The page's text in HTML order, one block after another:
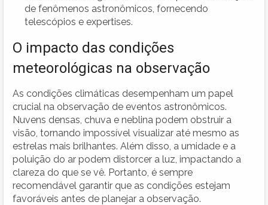
de fenômenos astronômicos, fornecendo
telescópios e expertises.
O impacto das condições
meteorológicas na observação
As condições climáticas desempenham um papel
crucial na observação de eventos astronômicos.
Nuvens densas, chuva e neblina podem obstruir a
visão, tornando impossível visualizar até mesmo as
estrelas mais brilhantes. Além disso, a umidade e a
poluição do ar podem distorcer a luz, impactando a
clareza do que se vê. Portanto, é sempre
recomendável garantir que as condições estejam
favoráveis antes de planejar a observação.